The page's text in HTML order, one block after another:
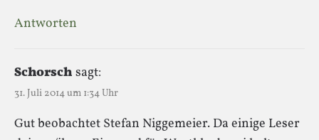
Antworten
Schorsch sagt:
31. Juli 2014 um 1:34 Uhr
Gut beobachtet Stefan Niggemeier. Da einige Leser